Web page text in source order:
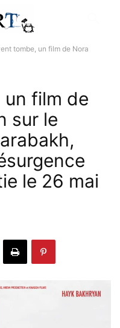
tombe, un film de Nora
un film de
sur le
le 26 mai